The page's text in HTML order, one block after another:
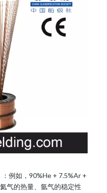
例如，90%He + 7.5%Ar +
气的热量、氩气的稳定性